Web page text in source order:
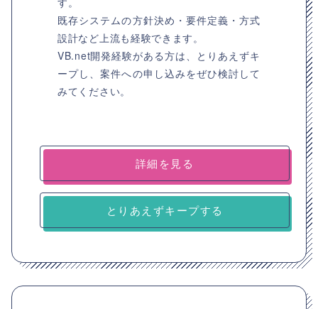
既存システムの方針決め・要件定義・方式
設計など上流も経験できます。
VB.net開発経験がある方は、とりあえずキ
ープし、案件への申し込みをぜひ検討して
みてください。
詳細を見る
とりあえずキープする